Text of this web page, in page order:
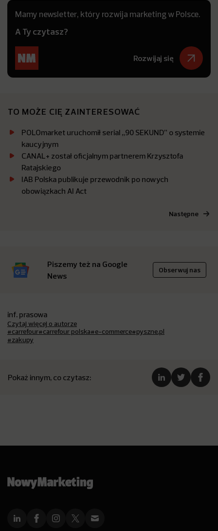
Mamy newsletter, który rozwija marketing w Polsce.
A Ty czytasz?
Rozwijaj się
TO MOŻE CIĘ ZAINTERESOWAĆ
POLOmarket uruchomił serial „90 SEKUND” o systemie
kaucyjnym
CANAL+ został oficjalnym partnerem Krzysztofa
Ratajskiego
IAB Polska publikuje przewodnik po nowych
obowiązkach AI Act
Następne
Piszemy też na Google
News
Obserwuj nas
inf. prasowa
Czytaj więcej o autorze
#carrefour#carrefour polska#e-commerce#pyszne.pl
#zakupy
Pokaż innym, co czytasz: